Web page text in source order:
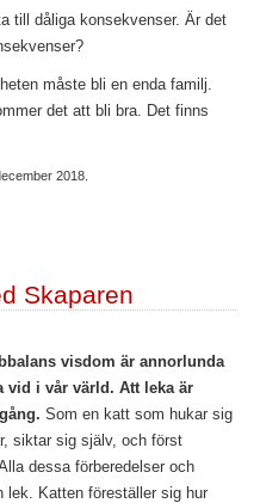
till dåliga konsekvenser. Är det
måste bli en enda familj.
det att bli bra. Det finns
2018.
Skaparen
visdom är annorlunda
vid i vår värld. Att leka är
Som en katt som hukar sig
siktar sig själv, och först
dessa förberedelser och
lek. Katten föreställer sig hur